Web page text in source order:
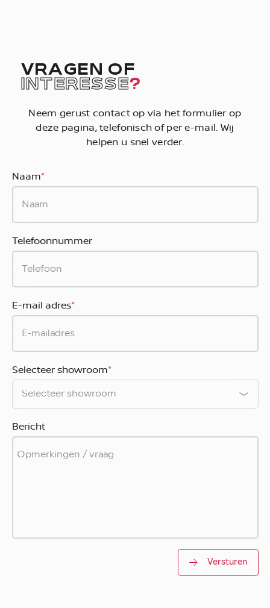
VRAGEN OF
INTERESSE?
Neem gerust contact op via het formulier op
deze pagina, telefonisch of per e-mail. Wij
helpen u snel verder.
Naam*
Telefoonnummer
E-mail adres*
Selecteer showroom*
Bericht
Versturen